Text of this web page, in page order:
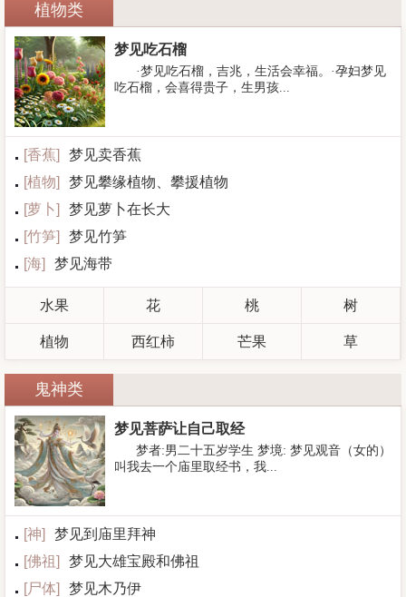
植物类
梦见吃石榴
·梦见吃石榴，吉兆，生活会幸福。·孕妇梦见
吃石榴，会喜得贵子，生男孩...
[香蕉]
梦见卖香蕉
[植物]
梦见攀缘植物、攀援植物
[萝卜]
梦见萝卜在长大
[竹笋]
梦见竹笋
[海] 梦见海带
水果 花 桃 树
植物 西红柿 芒果 草
鬼神类
梦见菩萨让自己取经
梦者:男二十五岁学生 梦境: 梦见观音（女的）
叫我去一个庙里取经书，我...
[神]
梦见到庙里拜神
[佛祖]
梦见大雄宝殿和佛祖
[尸体]
梦见木乃伊